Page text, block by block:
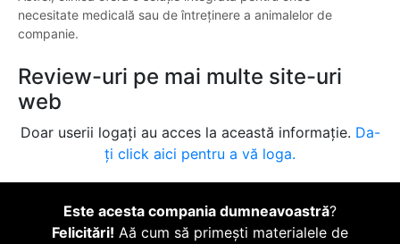
necesitate medicală sau de întreținere a animalelor de
companie.
Review-uri pe mai multe site-uri
web
Doar userii logați au acces la această informație. Da-
ți click aici pentru a vă loga.
Este acesta compania dumneavoastră?
Felicitări! Aă cum să primești materialele de